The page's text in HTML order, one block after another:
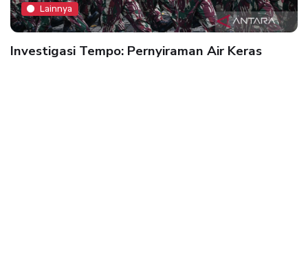
Lainnya
Investigasi Tempo: Pernyiraman Air Keras